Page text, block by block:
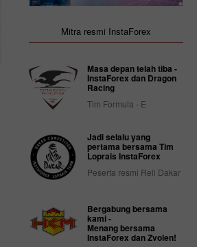
Mitra resmi InstaForex
Masa depan telah tiba -
InstaForex dan Dragon
Racing
Tim Formula - E
Jadi selalu yang
pertama bersama Tim
Loprais InstaForex
Peserta resmi Reli Dakar
Bergabung bersama
kami -
Menang bersama
InstaForex dan Zvolen!